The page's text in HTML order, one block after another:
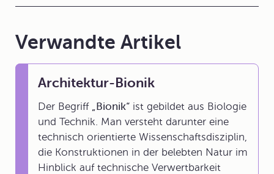
Verwandte Artikel
Architektur-Bionik
Der Begriff „Bionik“ ist gebildet aus Biologie
und Technik. Man versteht darunter eine
technisch orientierte Wissenschaftsdisziplin,
die Konstruktionen in der belebten Natur im
Hinblick auf technische Verwertbarkeit